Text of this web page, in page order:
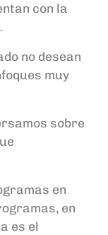
con la
no desean
muy
sobre
en
en
es el